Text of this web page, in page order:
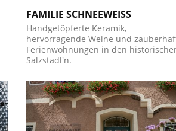
FAMILIE SCHNEEWEISS
Handgetöpferte Keramik,
hervorragende Weine und
Ferienwohnungen in den
Salzstadl'n.